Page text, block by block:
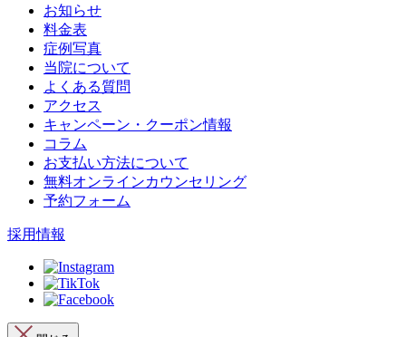
お知らせ
料金表
症例写真
当院について
よくある質問
アクセス
キャンペーン・クーポン情報
コラム
お支払い方法について
無料オンラインカウンセリング
予約フォーム
採用情報